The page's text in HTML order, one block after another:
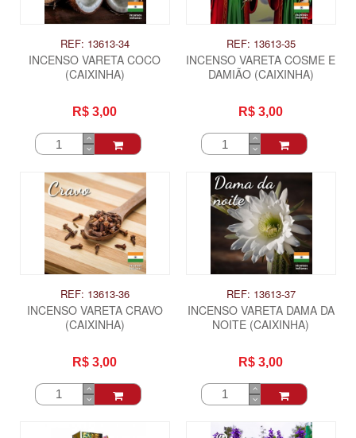
REF: 13613-34
INCENSO VARETA COCO
(CAIXINHA)
R$ 3,00
REF: 13613-35
INCENSO VARETA COSME E
DAMIÃO (CAIXINHA)
R$ 3,00
REF: 13613-36
INCENSO VARETA CRAVO
(CAIXINHA)
R$ 3,00
REF: 13613-37
INCENSO VARETA DAMA DA
NOITE (CAIXINHA)
R$ 3,00